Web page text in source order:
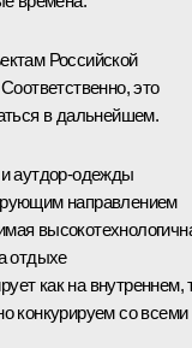
Российской
это
в дальнейшем.
и аутдор-одежды
направлением
отдыхе
как на внутреннем,
конкурируем со всеми